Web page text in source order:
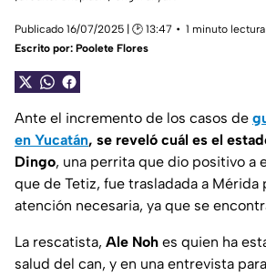
Publicado 16/07/2025 | 🕑 13:47
1 minuto lectura
Escrito por: Poolete Flores
Ante el incremento de los casos de
en Yucatán, se reveló cuál es el
Dingo, una perrita que dio positivo a
que de Tetiz, fue trasladada a Mérida
atención necesaria, ya que se
La rescatista, Ale Noh es quien ha
salud del can, y en una entrevista